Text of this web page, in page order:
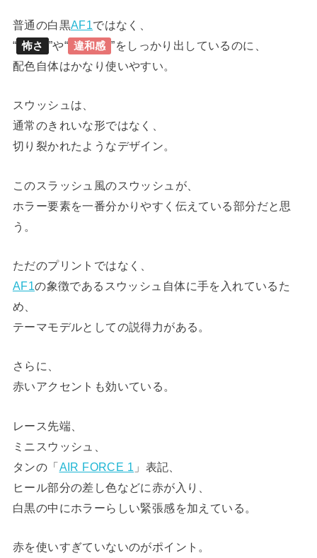
普通の白黒AF1ではなく、
“ 怖さ ”や“ 違和感 ”をしっかり出しているのに、
配色自体はかなり使いやすい。
スウッシュは、
通常のきれいな形ではなく、
切り裂かれたようなデザイン。
このスラッシュ風のスウッシュが、
ホラー要素を一番分かりやすく伝えている部分だと思
う。
ただのプリントではなく、
AF1の象徴であるスウッシュ自体に手を入れているた
め、
テーマモデルとしての説得力がある。
さらに、
赤いアクセントも効いている。
レース先端、
ミニスウッシュ、
タンの「AIR FORCE 1 」表記、
ヒール部分の差し色などに赤が入り、
白黒の中にホラーらしい緊張感を加えている。
赤を使いすぎていないのがポイント。